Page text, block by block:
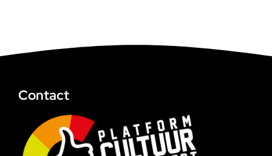
Contact